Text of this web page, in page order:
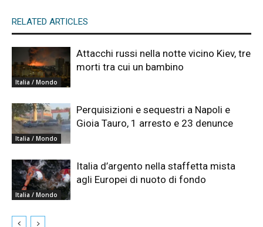
RELATED ARTICLES
Italia / Mondo
Attacchi russi nella notte vicino Kiev, tre
morti tra cui un bambino
Italia / Mondo
Perquisizioni e sequestri a Napoli e
Gioia Tauro, 1 arresto e 23 denunce
Italia / Mondo
Italia d’argento nella staffetta mista
agli Europei di nuoto di fondo